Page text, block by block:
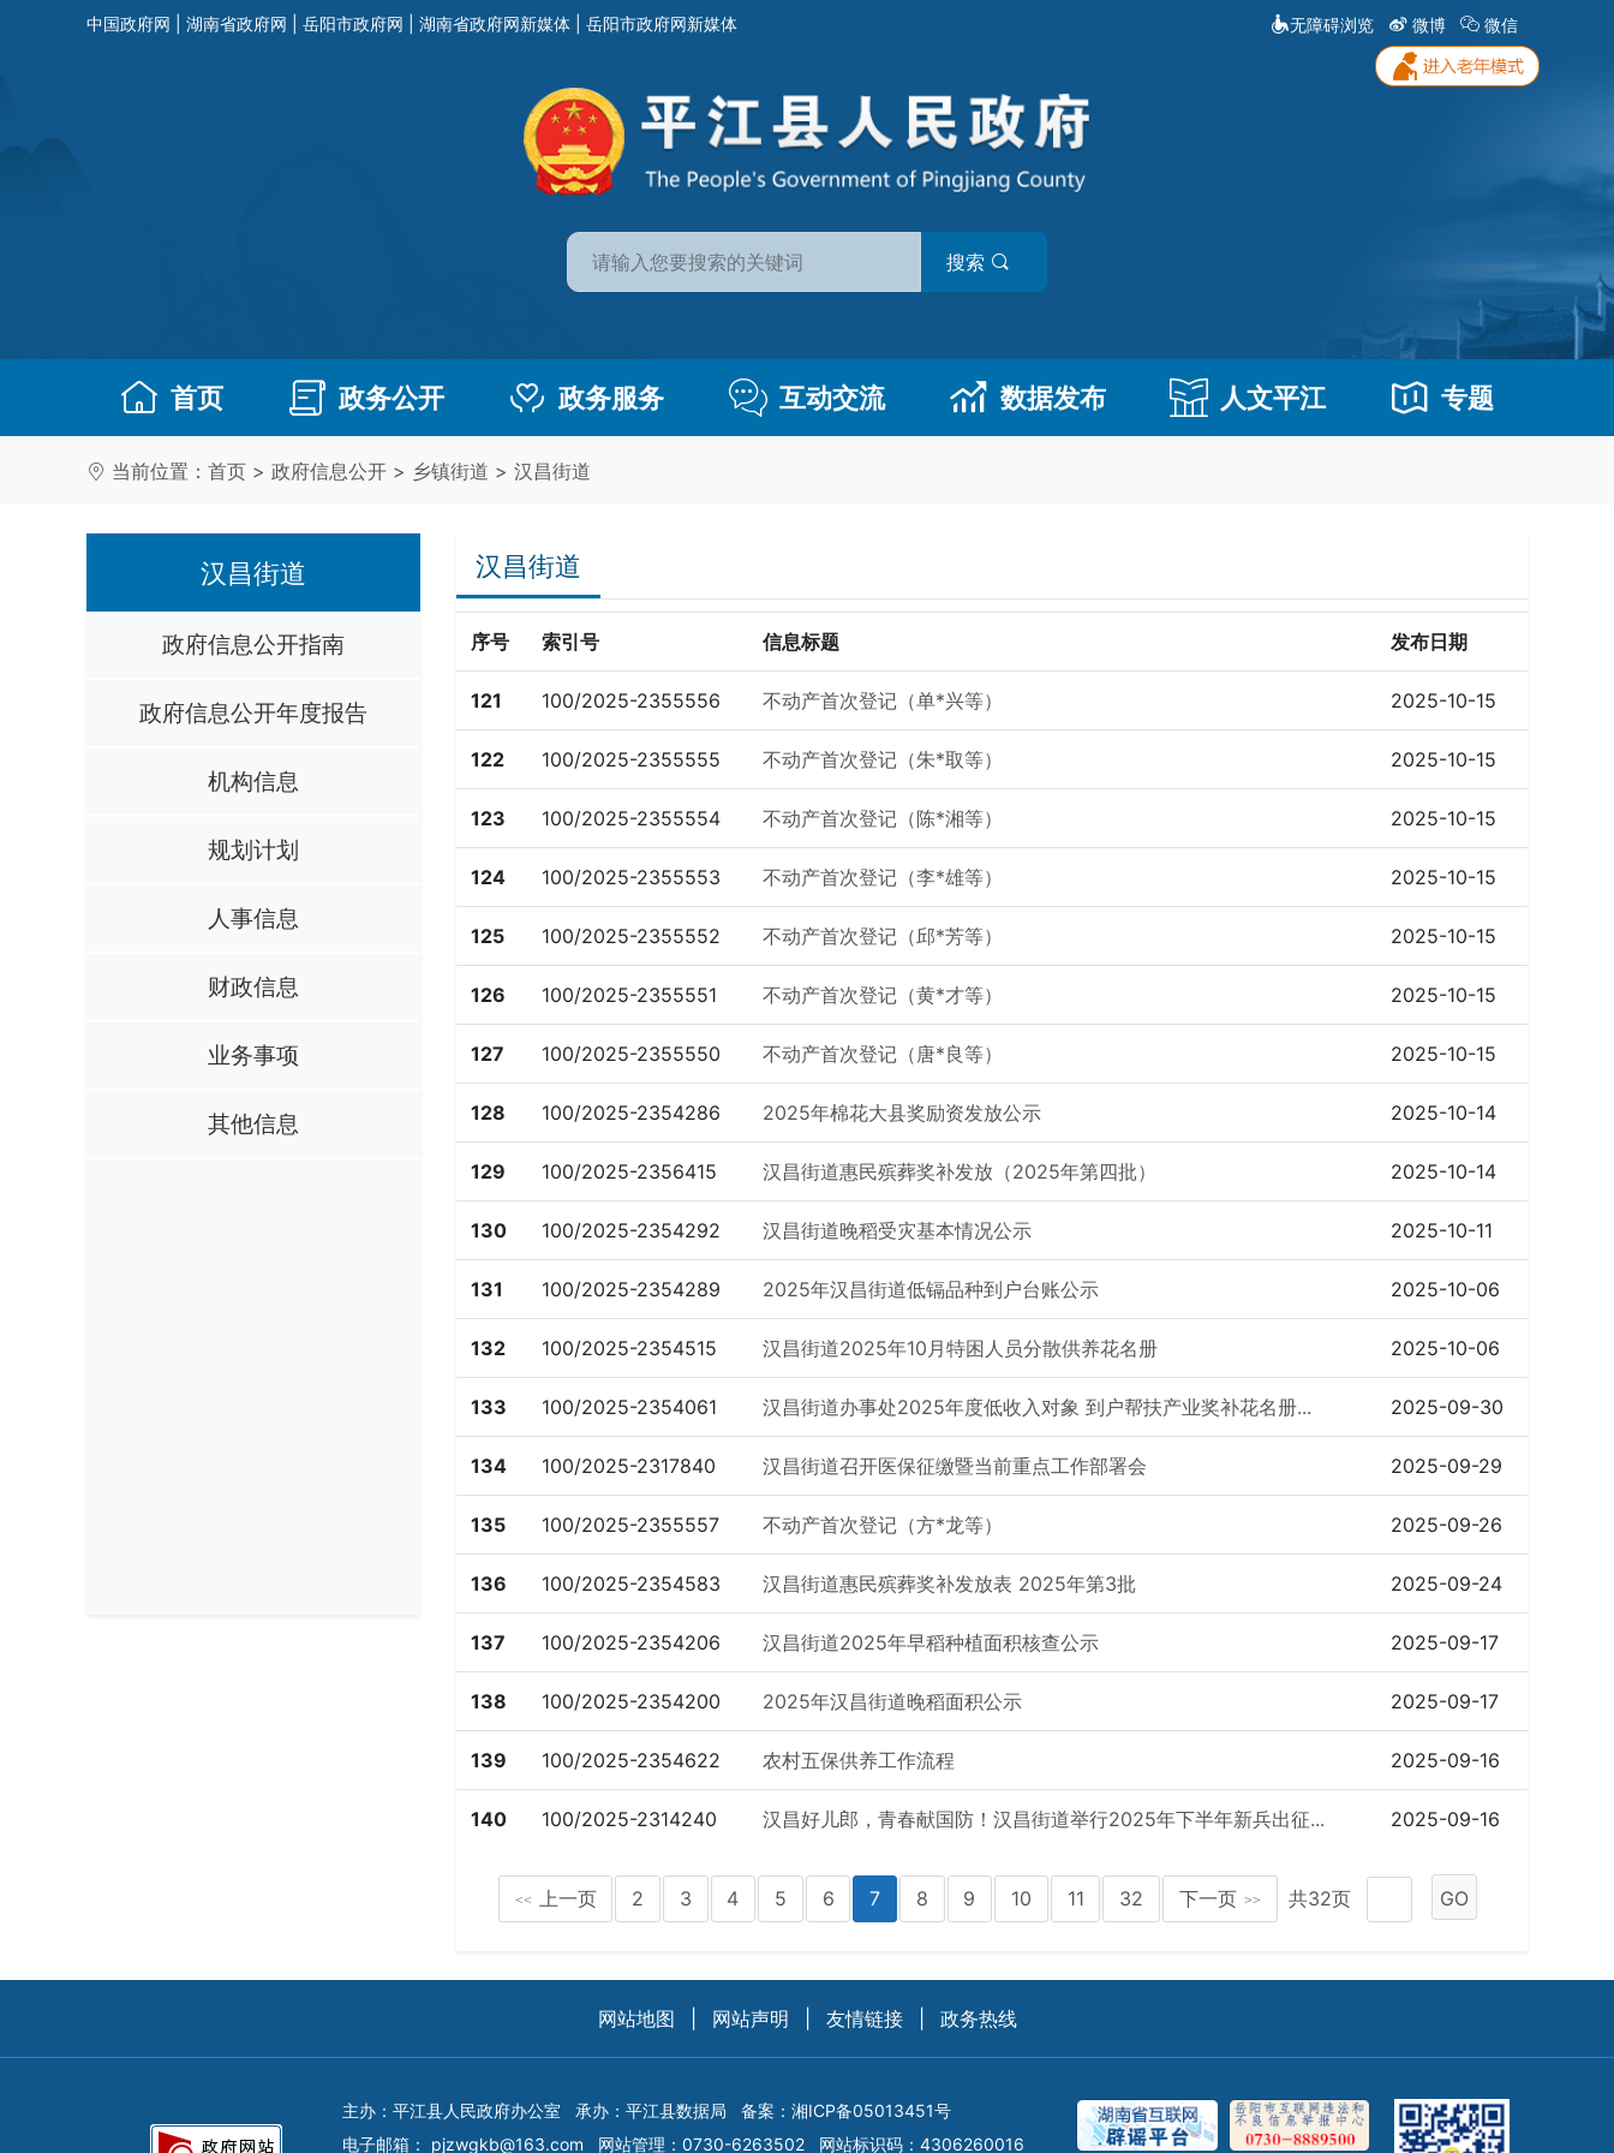
中国政府网 湖南省政府网 岳阳市政府网 湖南省政府网新媒体 岳阳市政府网新媒体 无障碍浏览 微博 微信
搜索
首页 政务公开 政务服务 互动交流 数据发布 人文平江 专题
当前位置： 首页 > 政府信息公开 > 乡镇街道 > 汉昌街道
汉昌街道
政府信息公开指南
政府信息公开年度报告
机构信息
规划计划
人事信息
财政信息
业务事项
其他信息
汉昌街道
序号 索引号 信息标题 发布日期
121 100/2025-2355556 不动产首次登记（单*兴等） 2025-10-15
122 100/2025-2355555 不动产首次登记（朱*取等） 2025-10-15
123 100/2025-2355554 不动产首次登记（陈*湘等） 2025-10-15
124 100/2025-2355553 不动产首次登记（李*雄等） 2025-10-15
125 100/2025-2355552 不动产首次登记（邱*芳等） 2025-10-15
126 100/2025-2355551 不动产首次登记（黄*才等） 2025-10-15
127 100/2025-2355550 不动产首次登记（唐*良等） 2025-10-15
128 100/2025-2354286 2025年棉花大县奖励资发放公示 2025-10-14
129 100/2025-2356415 汉昌街道惠民殡葬奖补发放（2025年第四批） 2025-10-14
130 100/2025-2354292 汉昌街道晚稻受灾基本情况公示 2025-10-11
131 100/2025-2354289 2025年汉昌街道低镉品种到户台账公示 2025-10-06
132 100/2025-2354515 汉昌街道2025年10月特困人员分散供养花名册 2025-10-06
133 100/2025-2354061 汉昌街道办事处2025年度低收入对象 到户帮扶产业奖补花名册... 2025-09-30
134 100/2025-2317840 汉昌街道召开医保征缴暨当前重点工作部署会 2025-09-29
135 100/2025-2355557 不动产首次登记（方*龙等） 2025-09-26
136 100/2025-2354583 汉昌街道惠民殡葬奖补发放表 2025年第3批 2025-09-24
137 100/2025-2354206 汉昌街道2025年早稻种植面积核查公示 2025-09-17
138 100/2025-2354200 2025年汉昌街道晚稻面积公示 2025-09-17
139 100/2025-2354622 农村五保供养工作流程 2025-09-16
140 100/2025-2314240 汉昌好儿郎，青春献国防！汉昌街道举行2025年下半年新兵出征... 2025-09-16
<< 上一页 2 3 4 5 6 7 8 9 10 11 32 下一页 >> 共32页 GO
网站地图 网站声明 友情链接 政务热线
主办：平江县人民政府办公室 承办：平江县数据局 备案： 湘ICP备05013451号
电子邮箱： pjzwgkb@163.com 网站管理：0730-6263502 网站标识码：4306260016